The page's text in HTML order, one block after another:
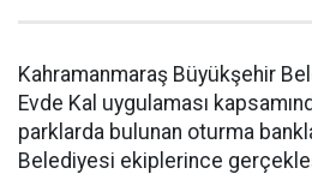
Kahramanmaraş Büyükşehir
Evde Kal uygulaması
parklarda bulunan oturma
Belediyesi ekiplerince